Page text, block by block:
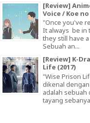
[Review]
Voice / Koe
"Once you've
It always be in
they still have
Sebuah an...
[Review] K-
Life (2017)
"Wise Prison
dikenal
adalah sebuah
tayang